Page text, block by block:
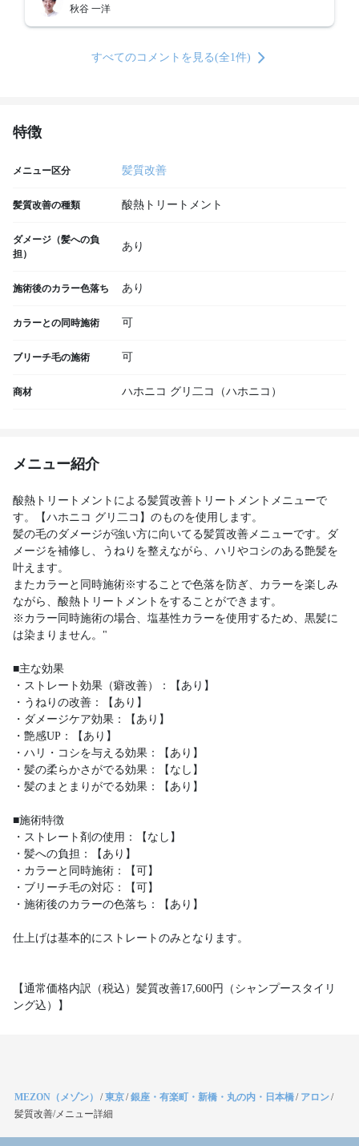
秋谷 一洋
すべてのコメントを見る(全1件)
特徴
メニュー区分 髪質改善
髪質改善の種類 酸熱トリートメント
ダメージ（髪への負
担）
あり
施術後のカラー色落ち あり
カラーとの同時施術 可
ブリーチ毛の施術 可
商材 ハホニコ グリ二コ（ハホニコ）
メニュー紹介
酸熱トリートメントによる髪質改善トリートメントメニューで
す。【ハホニコ グリ二コ】のものを使用します。
髪の毛のダメージが強い方に向いてる髪質改善メニューです。ダ
メージを補修し、うねりを整えながら、ハリやコシのある艶髪を
叶えます。
またカラーと同時施術※することで色落を防ぎ、カラーを楽しみ
ながら、酸熱トリートメントをすることができます。
※カラー同時施術の場合、塩基性カラーを使用するため、黒髪に
は染まりません。"
■主な効果
・ストレート効果（癖改善）：【あり】
・うねりの改善：【あり】
・ダメージケア効果：【あり】
・艶感UP：【あり】
・ハリ・コシを与える効果：【あり】
・髪の柔らかさがでる効果：【なし】
・髪のまとまりがでる効果：【あり】
■施術特徴
・ストレート剤の使用：【なし】
・髪への負担：【あり】
・カラーと同時施術：【可】
・ブリーチ毛の対応：【可】
・施術後のカラーの色落ち：【あり】
仕上げは基本的にストレートのみとなります。
【通常価格内訳（税込）髪質改善17,600円（シャンプースタイリ
ング込）】
MEZON（メゾン） /東京/銀座・有楽町・新橋・丸の内・日本橋/ アロン/
髪質改善/メニュー詳細